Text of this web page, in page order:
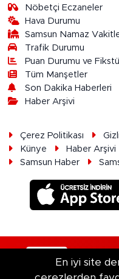
Nöbetçi Eczaneler
Hava Durumu
Samsun Namaz
Trafik Durumu
Puan Durumu ve
Tüm Manşetler
Son Dakika Haberleri
Haber Arşivi
Çerez Politikası
Künye
Haber Arşivi
Samsun Haber
En iyi site